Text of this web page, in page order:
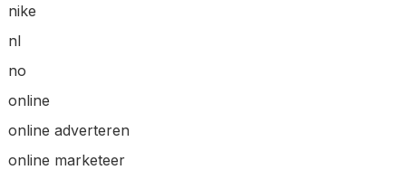
nike
nl
no
online
online adverteren
online marketeer